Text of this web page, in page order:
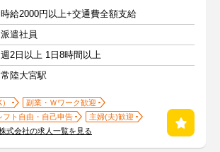
時給2000円以上+交通費全額支給
派遣社員
週2日以上 1日8時間以上
常陸大宮駅
副業・Ｗワーク歓迎
フト自由・自己申告
主婦(夫)歓迎
式会社の求人一覧を見る